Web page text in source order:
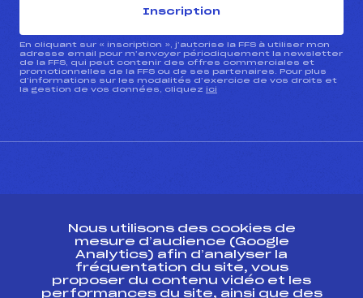
Inscription
En cliquant sur « inscription », j’autorise la FFS à utiliser mon
adresse email pour m’envoyer périodiquement la newsletter
de la FFS, qui peut contenir des offres commerciales et
promotionnelles de la FFS ou de ses partenaires. Pour plus
d’informations sur les modalités d’exercice de vos droits et
la gestion de vos données, cliquez ici
Ressources
Nous utilisons des cookies de
mesure d’audience (Google
Analytics) afin d’analyser la
fréquentation du site, vous
proposer du contenu vidéo et les
performances du site, ainsi que des